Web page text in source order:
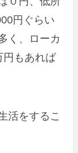
円ぐらい
く、ローカ
円もあれば
活をするこ